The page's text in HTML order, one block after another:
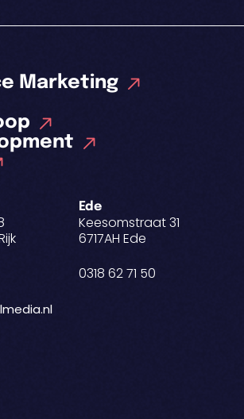
Marketing
Ede
Keesomstraat 31
6717AH Ede
0318 62 71 50